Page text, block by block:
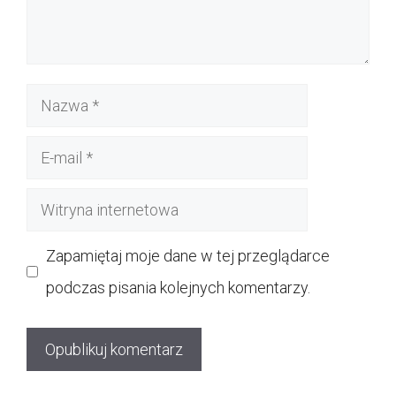
Nazwa
Witryna
Zapamiętaj moje dane w tej przeglądarce
podczas pisania kolejnych komentarzy.